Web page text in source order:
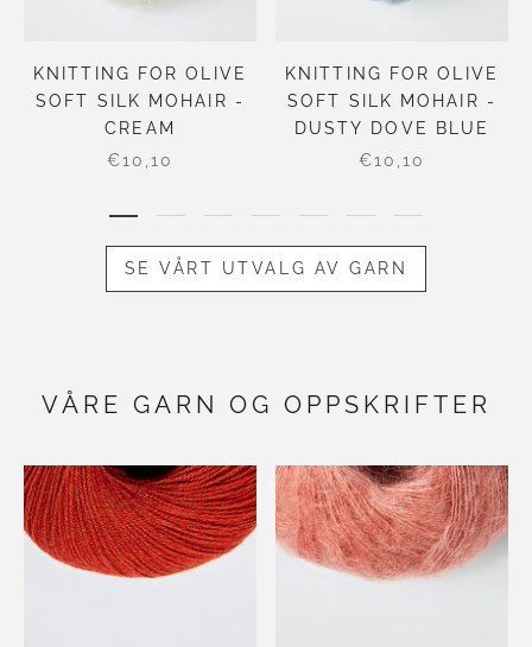
KNITTING FOR OLIVE
SOFT SILK MOHAIR -
CREAM
€10,10
KNITTING FOR OLIVE
SOFT SILK MOHAIR -
DUSTY DOVE BLUE
€10,10
SE VÅRT UTVALG AV GARN
VÅRE GARN OG OPPSKRIFTER